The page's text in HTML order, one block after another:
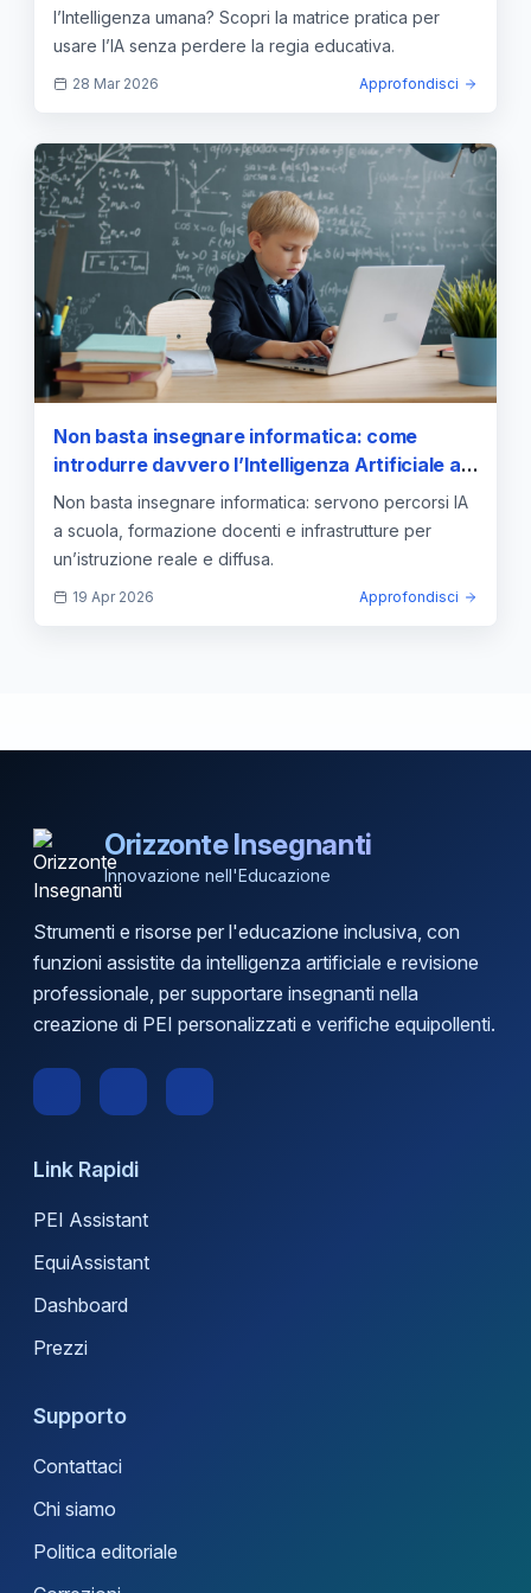
l’Intelligenza umana? Scopri la matrice pratica per
usare l’IA senza perdere la regia educativa.
28 Mar 2026 Approfondisci
Non basta insegnare informatica: come
introdurre davvero l’Intelligenza Artificiale a
scuola
Non basta insegnare informatica: servono percorsi IA
a scuola, formazione docenti e infrastrutture per
un’istruzione reale e diffusa.
19 Apr 2026 Approfondisci
Orizzonte Insegnanti
Innovazione nell'Educazione
Strumenti e risorse per l'educazione inclusiva, con
funzioni assistite da intelligenza artificiale e revisione
professionale, per supportare insegnanti nella
creazione di PEI personalizzati e verifiche equipollenti.
Link Rapidi
PEI Assistant
EquiAssistant
Dashboard
Prezzi
Supporto
Contattaci
Chi siamo
Politica editoriale